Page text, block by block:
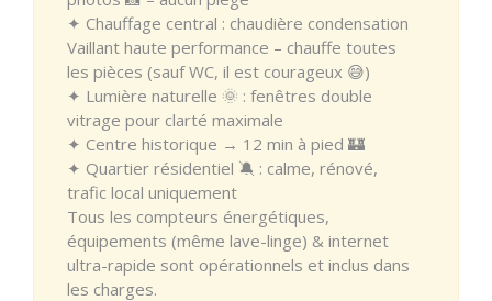
✦ Chauffage central : chaudière condensation
Vaillant haute performance – chauffe toutes
les pièces (sauf WC, il est courageux 😅)
✦ Lumière naturelle 🌞 : fenêtres double
vitrage pour clarté maximale
✦ Centre historique → 12 min à pied 🏰
✦ Quartier résidentiel 🔕 : calme, rénové,
trafic local uniquement
Tous les compteurs énergétiques,
équipements (même lave-linge) & internet
ultra-rapide sont opérationnels et inclus dans
les charges.